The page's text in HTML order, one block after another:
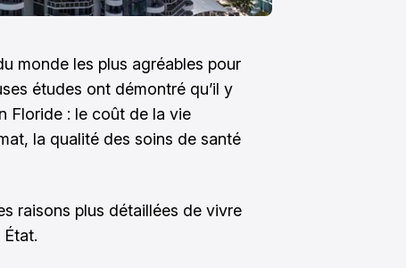
monde les plus agréables pour
études ont démontré qu’il y
Floride : le coût de la vie
la qualité des soins de santé
raisons plus détaillées de vivre